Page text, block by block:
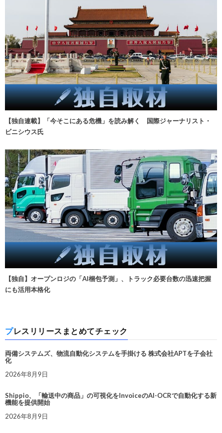
【独自連載】「今そこにある危機」を読み解く 国際ジャーナリスト・
ビニシウス氏
【独自】オープンロジの「AI梱包予測」、トラック必要台数の迅速把握
にも活用本格化
プレスリリースまとめてチェック
両備システムズ、物流自動化システムを手掛ける 株式会社APTを子会社
化
2026年8月9日
Shippio、「輸送中の商品」の可視化をInvoiceのAI-OCRで自動化する新
機能を提供開始
2026年8月9日